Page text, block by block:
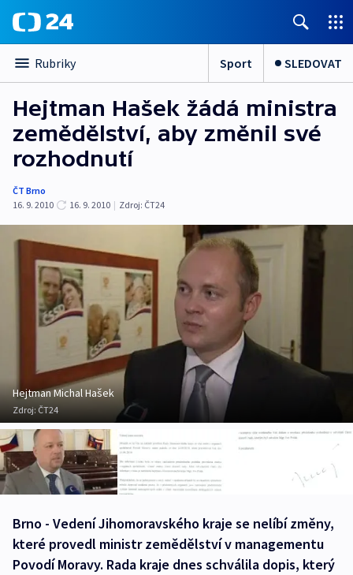
Rubriky Sport SLEDOVAT
Hejtman Hašek žádá ministra
zemědělství, aby změnil své
rozhodnutí
ČT Brno
16. 9. 2010
16. 9. 2010 | Zdroj: ČT24
Hejtman Michal Hašek
Zdroj: ČT24
Brno - Vedení Jihomoravského kraje se nelíbí změny,
které provedl ministr zemědělství v managementu
Povodí Moravy. Rada kraje dnes schválila dopis, který